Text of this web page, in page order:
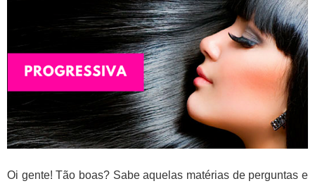
Oi gente! Tão boas? Sabe aquelas matérias de perguntas e